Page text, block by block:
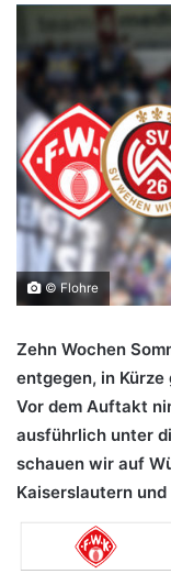
© Flohre
Zehn Wochen
entgegen, in
Vor dem Auftakt
ausführlich unter
schauen wir auf
Kaiserslautern